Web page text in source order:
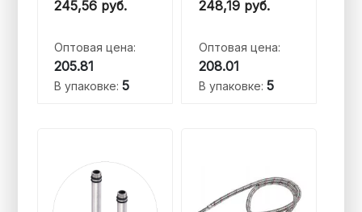
245,56 руб.
Оптовая цена:
205.81
В упаковке:5
248,19 руб.
Оптовая цена:
208.01
В упаковке: 5